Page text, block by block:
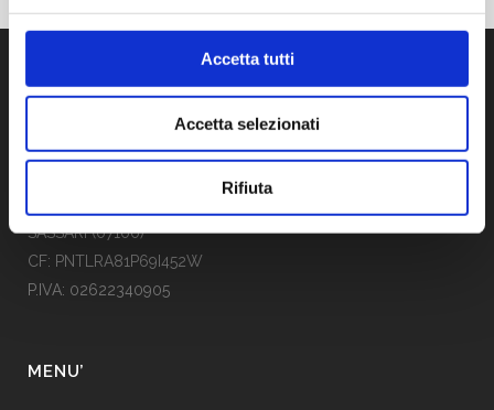
Accetta tutti
Accetta selezionati
Rifiuta
SASSARI (07100)
CF: PNTLRA81P69I452W
P.IVA: 02622340905
MENU’